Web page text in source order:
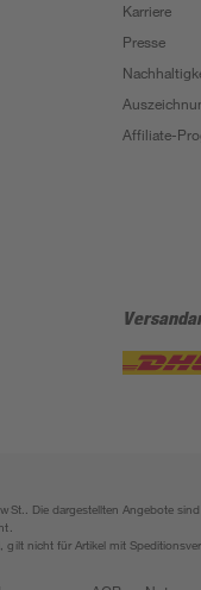
Karriere
Presse
Affiliate-
Die dargestellten Angebote
nicht für Artikel mit